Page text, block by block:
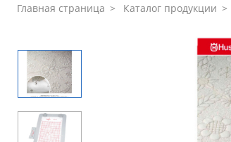
Швейные машины
вышивальные машины
Коверлоки, оверлоки,
плоскошовные машины
Вязальные машины
Главная страница Каталог продукции